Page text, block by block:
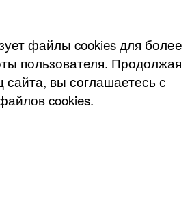
файлы cookies для более
пользователя. Продолжая
сайта, вы соглашаетесь с
cookies.